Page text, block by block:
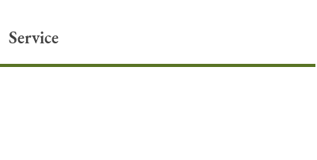
Service